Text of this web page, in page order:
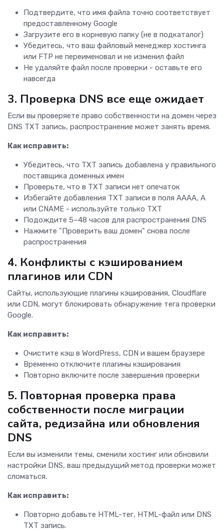
Подтвердите, что имя файла точно соответствует
предоставленному Google
Загрузите его в корневую папку (не в подкаталог)
Убедитесь, что ваш файловый менеджер хостинга
или FTP не переименовал и не изменил файл
Не удаляйте файл после проверки - оставьте его
навсегда
3. Проверка DNS все еще ожидает
Если вы проверяете право собственности на домен через
DNS TXT запись, распространение может занять время.
Как исправить:
Убедитесь, что TXT запись добавлена у правильного
поставщика доменных имен
Проверьте, что в TXT записи нет опечаток
Избегайте добавления TXT записи в поля AAAA, A
или CNAME - используйте только TXT
Подождите 5–48 часов для распространения DNS
Нажмите "Проверить ваш домен" снова после
распространения
4. Конфликты с кэшированием
плагинов или CDN
Сайты, использующие плагины кэширования, Cloudflare
или CDN, могут блокировать обнаружение тега проверки
Google.
Как исправить:
Очистите кэш в WordPress, CDN и вашем браузере
Временно отключите плагины кэширования
Повторно включите после завершения проверки
5. Повторная проверка права
собственности после миграции
сайта, редизайна или обновления
DNS
Если вы изменили темы, сменили хостинг или обновили
настройки DNS, ваш предыдущий метод проверки может
сломаться.
Как исправить:
Повторно добавьте HTML-тег, HTML-файл или DNS
TXT запись.